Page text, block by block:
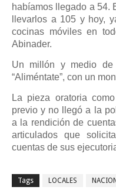
habíamos llegado a 54.
llevarlos a 105 y hoy,
cocinas móviles en
Abinader.
Un millón y medio de
“Aliméntate”, con un
La pieza oratoria
previo y no llegó a la
a la rendición de
articulados que
cuentas de sus
Tags LOCALES